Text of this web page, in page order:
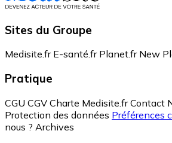
Sites du Groupe
Medisite.fr E-santé.fr Planet.fr New
Pratique
CGU CGV Charte Medisite.fr Contact
Protection des données Préférences
nous ? Archives